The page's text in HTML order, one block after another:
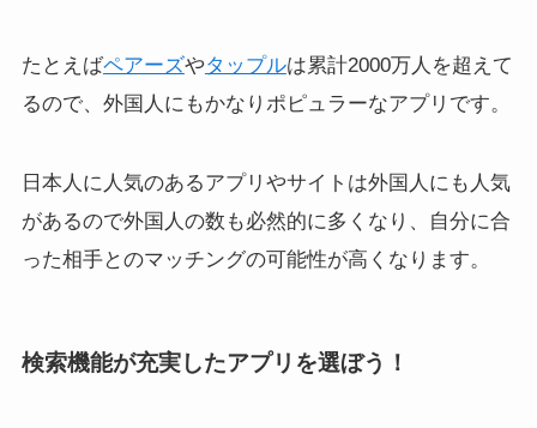
たとえばペアーズやタップルは累計2000万人を超えて
るので、外国人にもかなりポピュラーなアプリです。
日本人に人気のあるアプリやサイトは外国人にも人気
があるので外国人の数も必然的に多くなり、自分に合
った相手とのマッチングの可能性が高くなります。
検索機能が充実したアプリを選ぼう！